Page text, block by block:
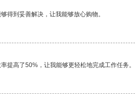
得到妥善解决，让我能够放心购物。
提高了50%，让我能够更轻松地完成工作任务。